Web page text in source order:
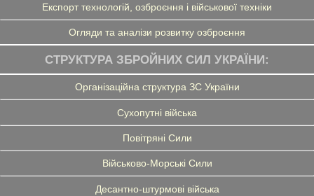
Експорт технологій, озброєння і військової техніки
Огляди та аналізи розвитку озброєння
СТРУКТУРА ЗБРОЙНИХ СИЛ УКРАЇНИ:
Організаційна структура ЗС України
Сухопутні війська
Повітряні Сили
Військово-Морські Сили
Десантно-штурмові війська